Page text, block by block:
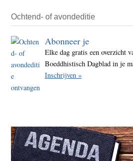
Ochtend- of avondeditie
Abonneer je
Elke dag gratis een overzicht
Boeddhistisch Dagblad in je
Inschrijven »